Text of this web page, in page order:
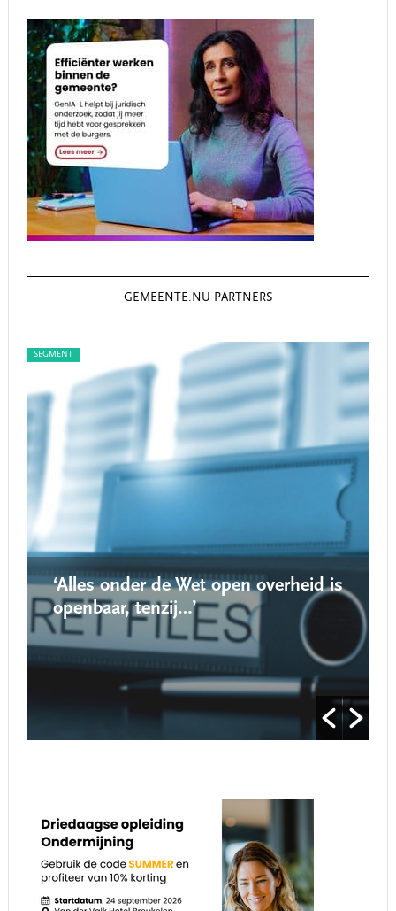
GEMEENTE.NU PARTNERS
SEGMENT
‘Alles onder de Wet open overheid is
openbaar, tenzij…’